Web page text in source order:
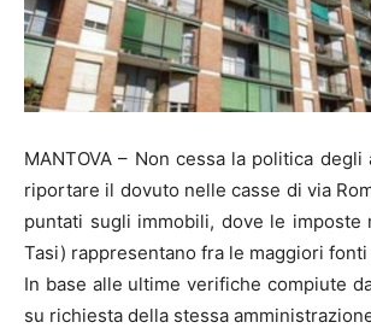
MANTOVA – Non cessa la politica
riportare il dovuto nelle casse di via
puntati sugli immobili, dove le imposte
Tasi) rappresentano fra le maggiori
In base alle ultime verifiche compiute
su richiesta della stessa